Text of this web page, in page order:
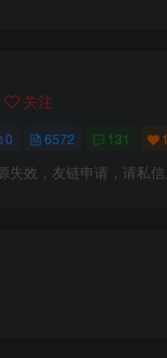
关注
0 6572 131
失效，友链申请，请私信